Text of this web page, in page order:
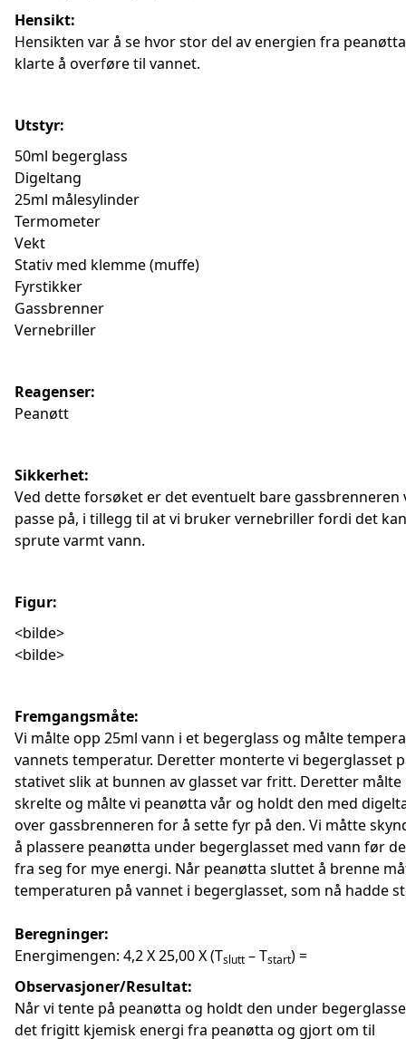
Hensikt:
Hensikten var å se hvor stor del av energien fra
klarte å overføre til vannet.
Utstyr:
50ml begerglass
Digeltang
25ml målesylinder
Termometer
Vekt
Stativ med klemme (muffe)
Fyrstikker
Gassbrenner
Vernebriller
Reagenser:
Peanøtt
Sikkerhet:
Ved dette forsøket er det eventuelt bare gassbrenneren
passe på, i tillegg til at vi bruker vernebriller fordi det kan
sprute varmt vann.
Figur:
<bilde>
<bilde>
Fremgangsmåte:
Vi målte opp 25ml vann i et begerglass og målte
vannets temperatur. Deretter monterte vi begerglasset
stativet slik at bunnen av glasset var fritt. Deretter målte
skrelte og målte vi peanøtta vår og holdt den med
over gassbrenneren for å sette fyr på den. Vi måtte
å plassere peanøtta under begerglasset med vann før
fra seg for mye energi. Når peanøtta sluttet å brenne
temperaturen på vannet i begerglasset, som nå hadde
Beregninger:
Energimengen: 4,2 X 25,00 X (Tslutt – Tstart) =
Observasjoner/Resultat:
Når vi tente på peanøtta og holdt den under
det frigitt kjemisk energi fra peanøtta og gjort om til